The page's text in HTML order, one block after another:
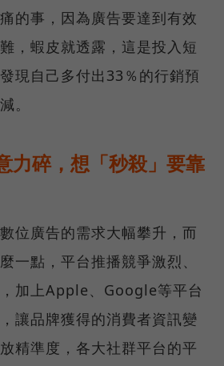
的事，因為廣告要達到有效
，蝦皮就透露，這是投入短
現自己多付出33％的行銷預
。
力碎，想「秒殺」要靠
位廣告的需求大幅攀升，而
一點，平台推播競爭激烈、
加上Apple、Google等平台
讓品牌獲得的消費者資訊變
精準度，各大社群平台的平